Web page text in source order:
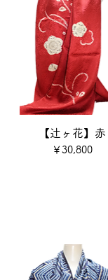
【辻ヶ花】赤
価格
￥30,800